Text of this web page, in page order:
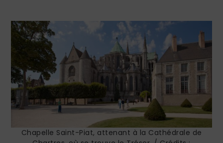
Chapelle Saint-Piat, attenant à la Cathédrale de